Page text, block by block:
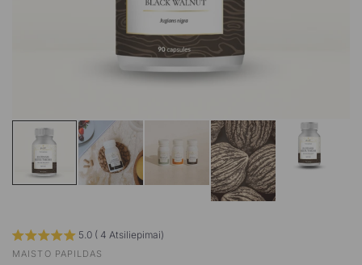
5.0 ( 4 Atsiliepimai)
MAISTO PAPILDAS